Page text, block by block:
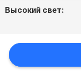
ЦИТАТУ
Высокий свет: